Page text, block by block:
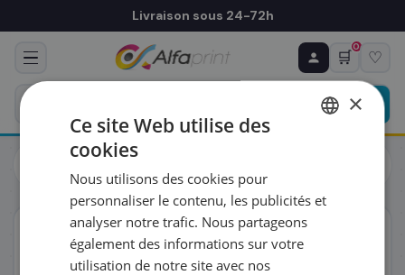
Livraison sous 24-72h
🛒
0
♡
Cartouches
Canon
capacité, 400 pages
ORIGINAL
♻ COMMANDE RÉCURRENTE
Prévoyez & économisez
Programmez votre prochain achat — notre équipe
vous prépare un devis personnalisé
RÉFÉRENCE DU PRODUIT
FRÉQUENCE
×
Ce site Web utilise des
cookies
Nous utilisons des cookies pour
personnaliser le contenu, les publicités et
analyser notre trafic. Nous partageons
également des informations sur votre
utilisation de notre site avec nos